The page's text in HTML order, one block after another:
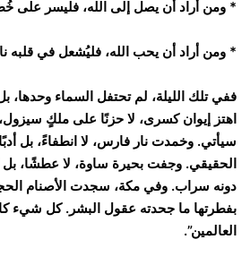
* ومن أراد أن يصل إلى الله، فليسر على
* ومن أراد أن يحب الله، فليُشعل في قلبه
ففي تلك الليلة، لم تحتفل السماء وحدها،
اهتز إيوان كسرى، لا حزنًا على ملكٍ
سيأتي. وخمدت نار فارس، لا انطفاءً، بل
الحقيقي. وجفت بحيرة ساوة، لا عطشًا، بل
دونه سراب. وفي مكة، سجدت الأصنام
بفطرتها ما جحدته عقول البشر. كل شيء
العالمين”.